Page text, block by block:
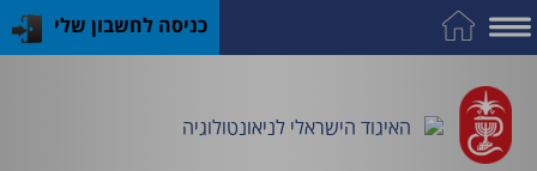
כניסה לחשבון שלי
האיגוד הישראלי לניאונטולוגיה
על
האיגוד
פרסומי
האיגוד
התמחות
במקצוע
כח
אדם
וציוד
כלים
שימושיים
כנס
האיגוד